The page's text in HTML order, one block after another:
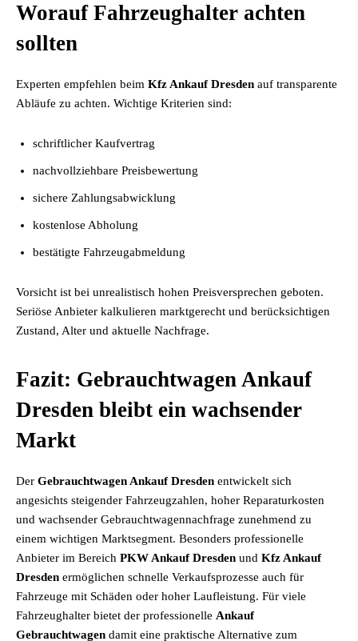
Worauf Fahrzeughalter achten
sollten
Experten empfehlen beim Kfz Ankauf Dresden auf transparente
Abläufe zu achten. Wichtige Kriterien sind:
schriftlicher Kaufvertrag
nachvollziehbare Preisbewertung
sichere Zahlungsabwicklung
kostenlose Abholung
bestätigte Fahrzeugabmeldung
Vorsicht ist bei unrealistisch hohen Preisversprechen geboten.
Seriöse Anbieter kalkulieren marktgerecht und berücksichtigen
Zustand, Alter und aktuelle Nachfrage.
Fazit: Gebrauchtwagen Ankauf
Dresden bleibt ein wachsender
Markt
Der Gebrauchtwagen Ankauf Dresden entwickelt sich
angesichts steigender Fahrzeugzahlen, hoher Reparaturkosten
und wachsender Gebrauchtwagennachfrage zunehmend zu
einem wichtigen Marktsegment. Besonders professionelle
Anbieter im Bereich PKW Ankauf Dresden und Kfz Ankauf
Dresden ermöglichen schnelle Verkaufsprozesse auch für
Fahrzeuge mit Schäden oder hoher Laufleistung. Für viele
Fahrzeughalter bietet der professionelle Ankauf
Gebrauchtwagen damit eine praktische Alternative zum